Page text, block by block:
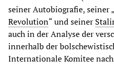
seiner Autobiografie, seiner „
Revolution“ und seiner
auch in der Analyse der
innerhalb der
Internationale Komitee